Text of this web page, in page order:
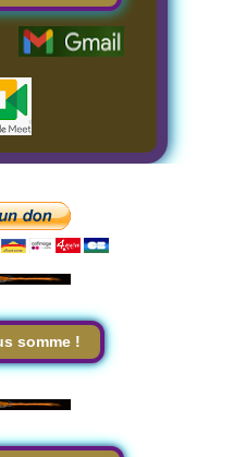
somme !